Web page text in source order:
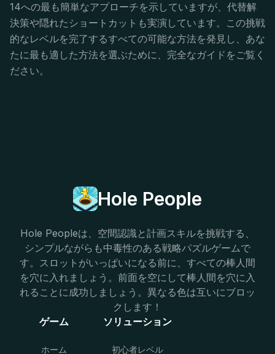
14への最も簡単なアプローチを示していますが、代替解
決策や隠れたショートカットも実演しています。この挑戦
的なレベルを完了するすべての可能な方法を発見し、あな
たに最も適した方法を選ぶために、完全なガイドをご覧く
ださい。
Hole People
Hole Peopleは、空間認識と計画スキルを挑戦する、
シンプルながらも中毒性のある戦略パズルゲームで
す。スロットがいっぱいになる前に、すべての棒人間
を穴に入れましょう。前面を空にして棒人間を穴に入
れることに成功しましょう。異なる色は互いにブロッ
クします！
ゲーム
ホーム
ソリューション
初心者レベル